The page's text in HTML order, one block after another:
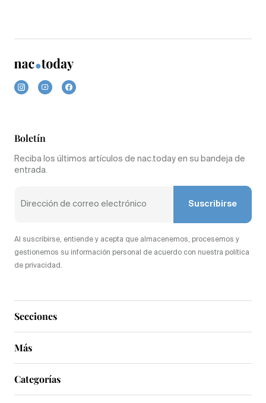
Secciones
Más
Boletín
Reciba los últimos artículos de nac.today en su bandeja de
entrada.
Suscribirse
Al suscribirse, entiende y acepta que almacenemos, procesemos y
gestionemos su información personal de acuerdo con nuestra política
de privacidad.
Categorías